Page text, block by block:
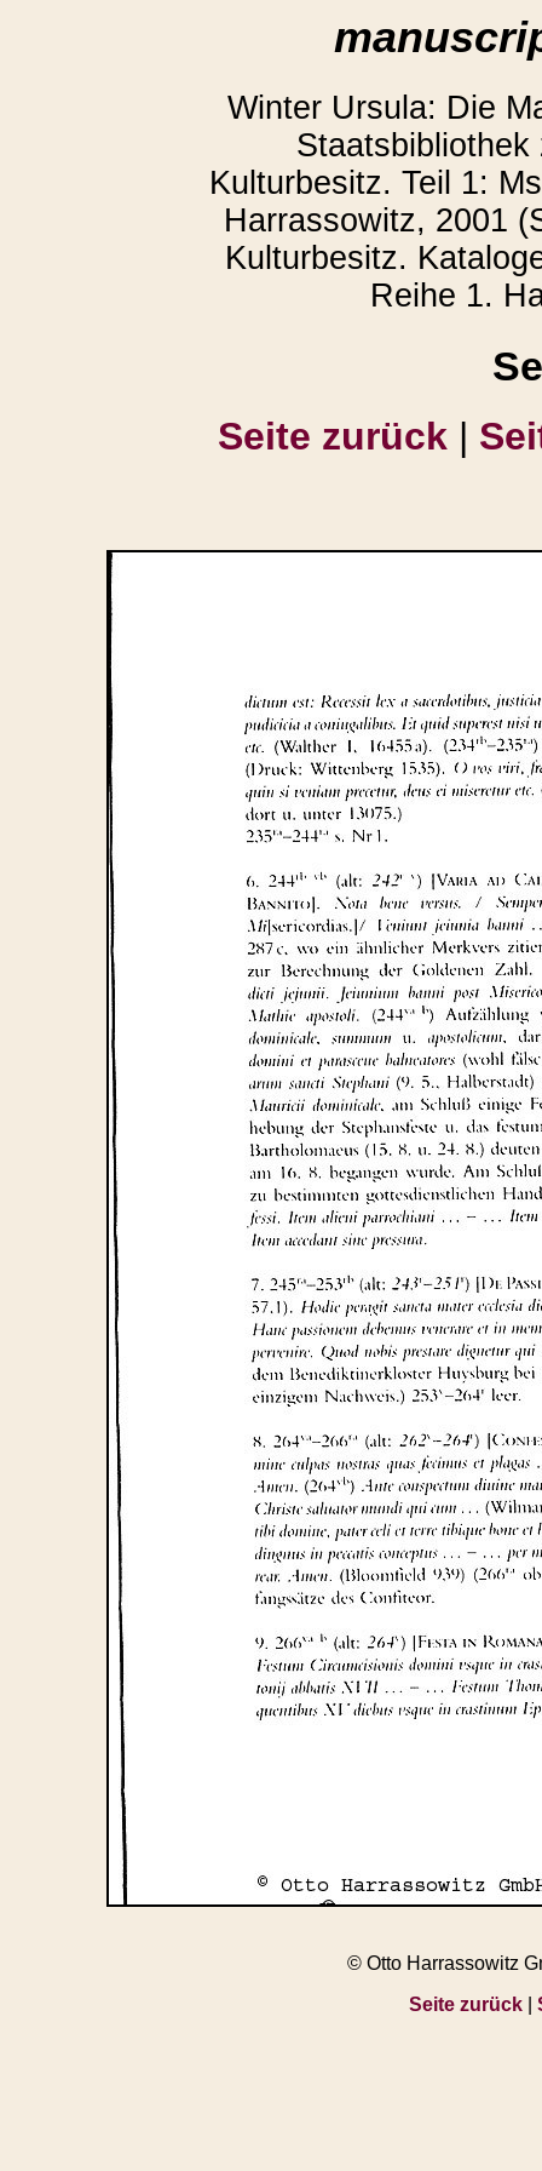
Winter Ursula: Die
Kulturbesitz. Teil 1:
Harrassowitz, 2001
Kulturbesitz.
Reihe 1.
Seite zurück |
© Otto Harrassowitz
Seite zurück|